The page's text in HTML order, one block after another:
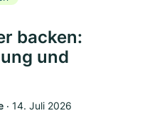
backen:
und
‧ 14. Juli 2026